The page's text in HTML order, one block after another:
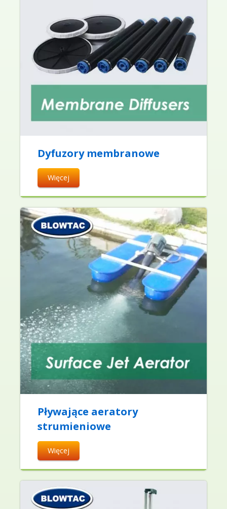
Dyfuzory membranowe
Więcej
Pływające aeratory
strumieniowe
Więcej